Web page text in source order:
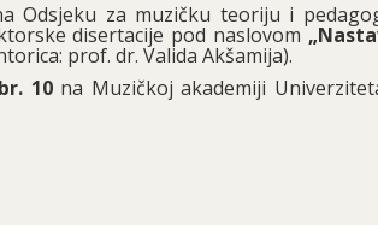
Odsjeku za muzičku teoriju i
disertacije pod naslovom
prof. dr. Valida Akšamija).
10na Muzičkoj akademiji